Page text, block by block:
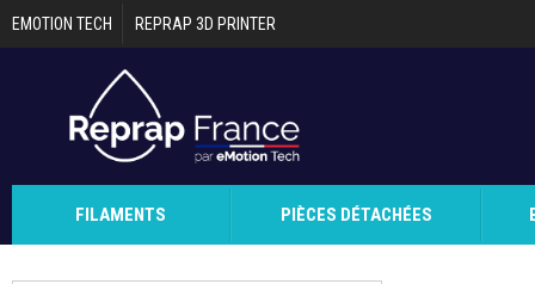
Aller au contenu principal
EMOTION TECH REPRAP 3D PRINTER
FILAMENTS PIÈCES DÉTACHÉES